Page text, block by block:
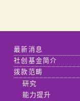
最新消息
社创基金简介
拨款范畴
研究
能力提升